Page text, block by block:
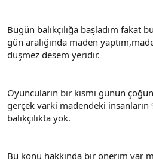
Bugün balıkçılığa başladım fakat
gün aralığında maden
düşmez desem yeridir.
Oyuncuların bir kısmı günün
gerçek varki madendeki insanların
balıkçılıkta yok.
Bu konu hakkında bir önerim var